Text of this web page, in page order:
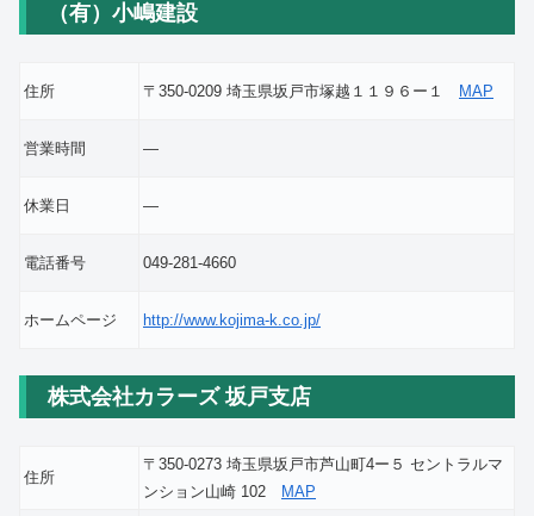
（有）小嶋建設
住所 〒350-0209 埼玉県坂戸市塚越１１９６ー１ MAP
営業時間 ―
休業日 ―
電話番号 049-281-4660
ホームページ http://www.kojima-k.co.jp/
株式会社カラーズ 坂戸支店
住所
〒350-0273 埼玉県坂戸市芦山町4ー５ セントラルマ
ンション山崎 102
MAP